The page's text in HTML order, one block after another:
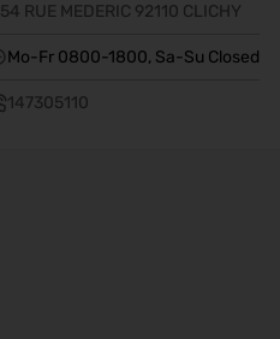
54 RUE MEDERIC 92110 CLICHY
Mo-Fr 0800-1800, Sa-Su Closed
147305110